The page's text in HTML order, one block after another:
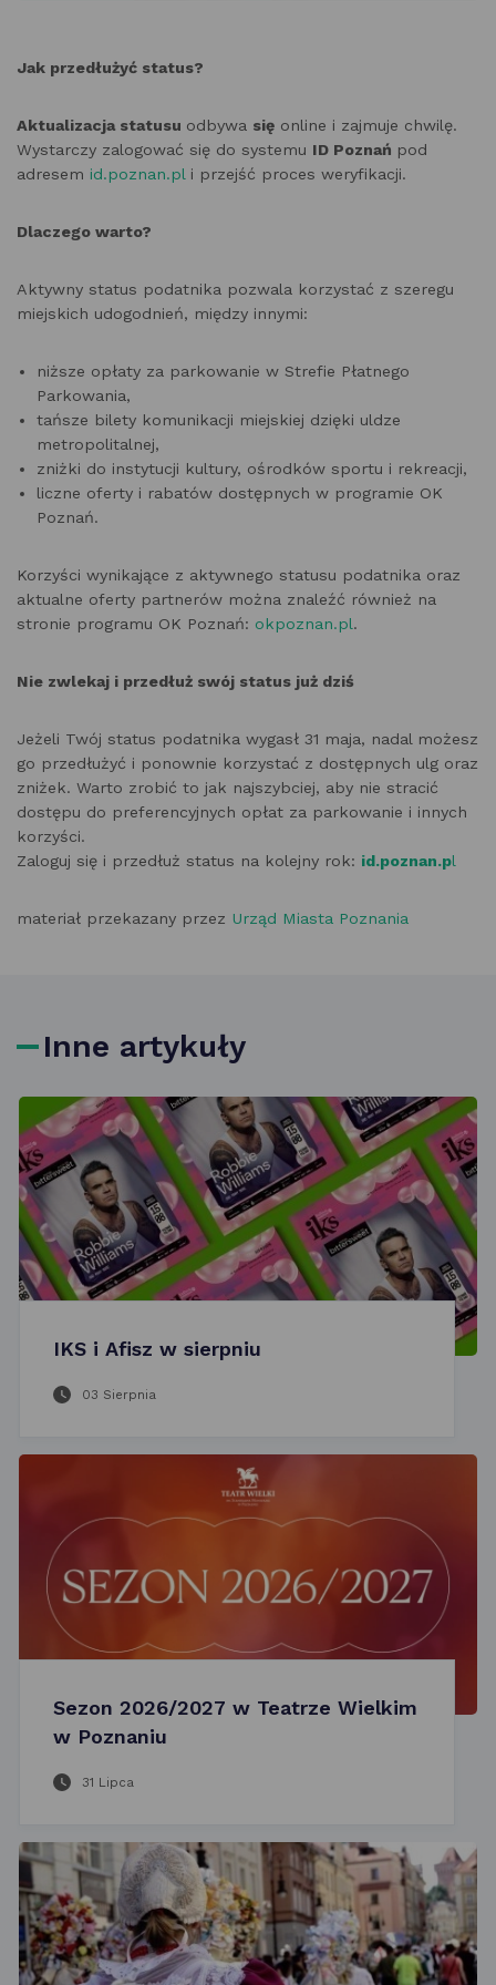
Jak przedłużyć status?
Aktualizacja statusu odbywa się online i zajmuje chwilę.
Wystarczy zalogować się do systemu ID Poznań pod
adresem id.poznan.pl i przejść proces weryfikacji.
Dlaczego warto?
Aktywny status podatnika pozwala korzystać z szeregu
miejskich udogodnień, między innymi:
niższe opłaty za parkowanie w Strefie Płatnego
Parkowania,
tańsze bilety komunikacji miejskiej dzięki uldze
metropolitalnej,
zniżki do instytucji kultury, ośrodków sportu i rekreacji,
liczne oferty i rabatów dostępnych w programie OK
Poznań.
Korzyści wynikające z aktywnego statusu podatnika oraz
aktualne oferty partnerów można znaleźć również na
stronie programu OK Poznań: okpoznan.pl.
Nie zwlekaj i przedłuż swój status już dziś
Jeżeli Twój status podatnika wygasł 31 maja, nadal możesz
go przedłużyć i ponownie korzystać z dostępnych ulg oraz
zniżek. Warto zrobić to jak najszybciej, aby nie stracić
dostępu do preferencyjnych opłat za parkowanie i innych
korzyści.
Zaloguj się i przedłuż status na kolejny rok: id.poznan.pl
materiał przekazany przez Urząd Miasta Poznania
Inne artykuły
IKS i Afisz w sierpniu
03 Sierpnia
Sezon 2026/2027 w Teatrze Wielkim
w Poznaniu
31 Lipca